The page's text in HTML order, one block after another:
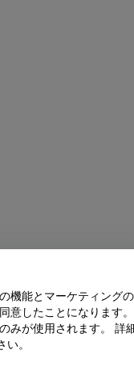
連絡下さい
機能とマーケティング
したことになります。
みが使用されます。 詳
。